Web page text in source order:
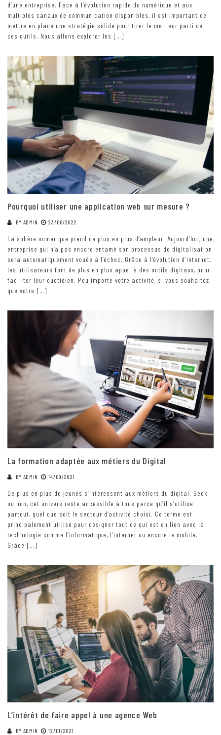
d’une entreprise. Face à l’évolution rapide du numérique et aux
multiples canaux de communication disponibles, il est important de
mettre en place une stratégie solide pour tirer le meilleur parti de
ces outils. Nous allons explorer les […]
Pourquoi utiliser une application web sur mesure ?
BY ADMIN 23/06/2022
La sphère numérique prend de plus en plus d’ampleur. Aujourd’hui, une
entreprise qui n’a pas encore entamé son processus de digitalisation
sera automatiquement vouée à l’échec. Grâce à l’évolution d’internet,
les utilisateurs font de plus en plus appel à des outils digitaux, pour
faciliter leur quotidien. Peu importe votre activité, si vous souhaitez
que votre […]
La formation adaptée aux métiers du Digital
BY ADMIN 14/09/2021
De plus en plus de jeunes s’intéressent aux métiers du digital. Geek
ou non, cet univers reste accessible à tous parce qu’il s’utilise
partout, quel que soit le secteur d’activité choisi. Ce terme est
principalement utilisé pour désigner tout ce qui est en lien avec la
technologie comme l’informatique, l’internet ou encore le mobile.
Grâce […]
L’intérêt de faire appel à une agence Web
BY ADMIN 12/01/2021